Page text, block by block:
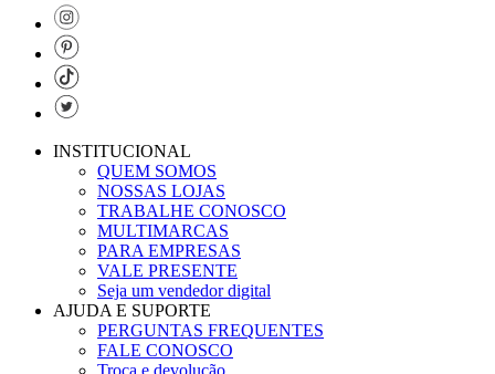
INSTITUCIONAL
QUEM SOMOS
NOSSAS LOJAS
TRABALHE CONOSCO
MULTIMARCAS
PARA EMPRESAS
VALE PRESENTE
Seja um vendedor digital
AJUDA E SUPORTE
PERGUNTAS FREQUENTES
FALE CONOSCO
Troca e devolução